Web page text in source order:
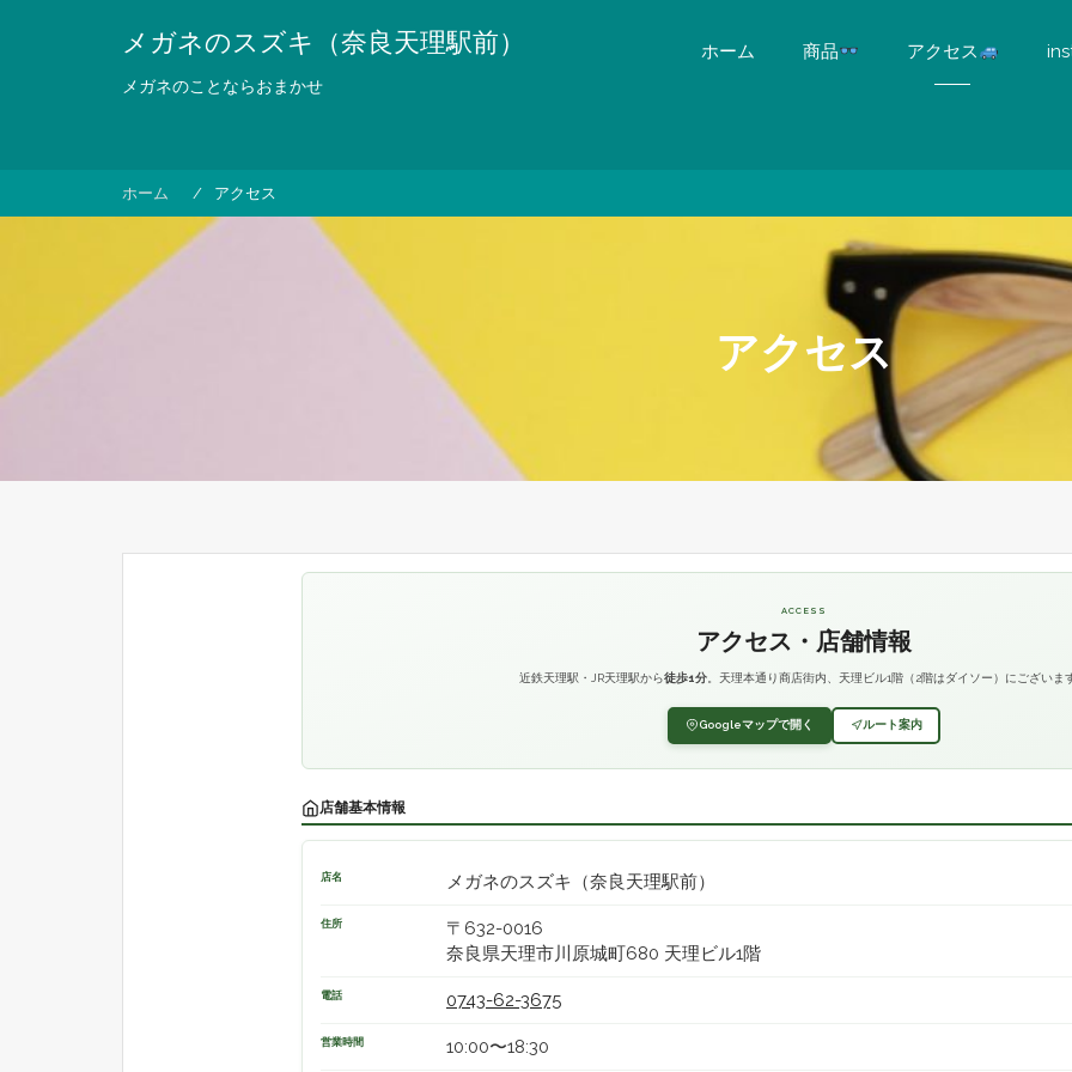
ッ
メガネのスズキ（奈良天理駅前）
メガネのことならおまかせ
ホーム 商品 アクセス
ホーム アクセス
アクセス
ACCESS
アクセス・店舗情報
近鉄天理駅・JR天理駅から徒歩1分 。天理本通り商店街内、天理ビル1階（2階はダイソー）にございま
Googleマップで開く ルート案内
店舗基本情報
店名 メガネのスズキ（奈良天理駅前）
住所
〒632-0016
奈良県天理市川原城町680 天理ビル1階
電話 0743-62-3675
営業時間 10:00〜18:30